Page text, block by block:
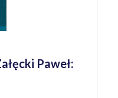
Paweł: